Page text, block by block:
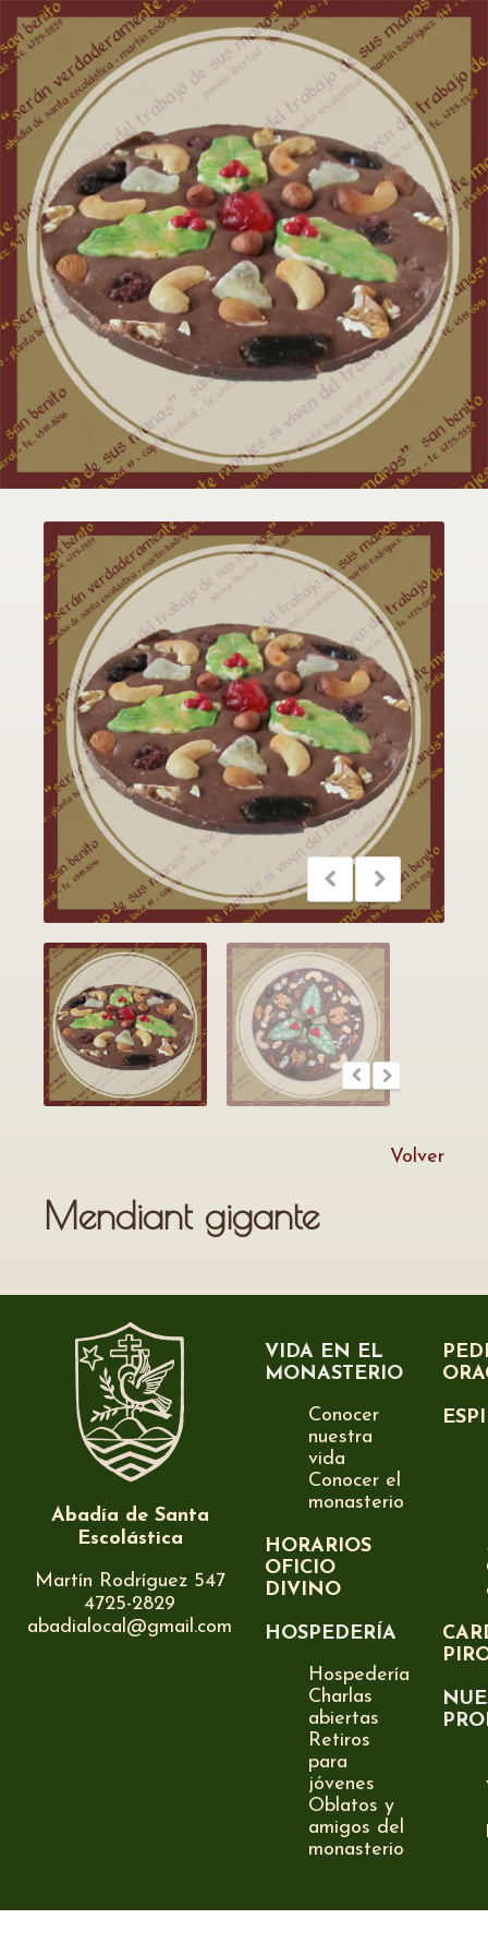
Volver
Mendiant gigante
Abadía de Santa
Escolástica
Martín Rodríguez 547
4725-2829
abadialocal@gmail.com
VIDA EN EL
MONASTERIO
Conocer
nuestra
vida
Conocer el
monasterio
HORARIOS
OFICIO
DIVINO
HOSPEDERÍA
Hospedería
Charlas
abiertas
Retiros
para
jóvenes
Oblatos y
amigos del
monasterio